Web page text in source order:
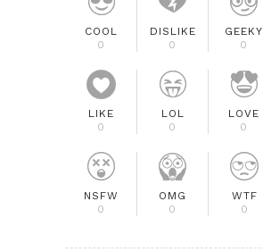
COOL
0
DISLIKE
0
GEEKY
0
LIKE
0
LOL
0
LOVE
0
NSFW
0
OMG
0
WTF
0